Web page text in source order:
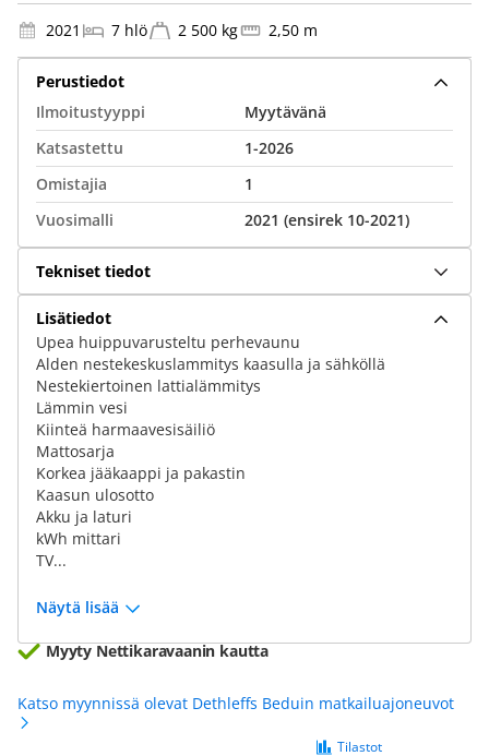
2021 7 hlö 2 500 kg 2,50 m
Perustiedot
Ilmoitustyyppi
Myytävänä
Katsastettu
1-2026
Omistajia
1
Vuosimalli
2021 (ensirek 10-2021)
Tekniset tiedot
Lisätiedot
Upea huippuvarusteltu perhevaunu
Alden nestekeskuslammitys kaasulla ja sähköllä
Nestekiertoinen lattialämmitys
Lämmin vesi
Kiinteä harmaavesisäiliö
Mattosarja
Korkea jääkaappi ja pakastin
Kaasun ulosotto
Akku ja laturi
kWh mittari
TV...
Näytä lisää
Myyty Nettikaravaanin kautta
Katso myynnissä olevat Dethleffs Beduin matkailuajoneuvot
Tilastot